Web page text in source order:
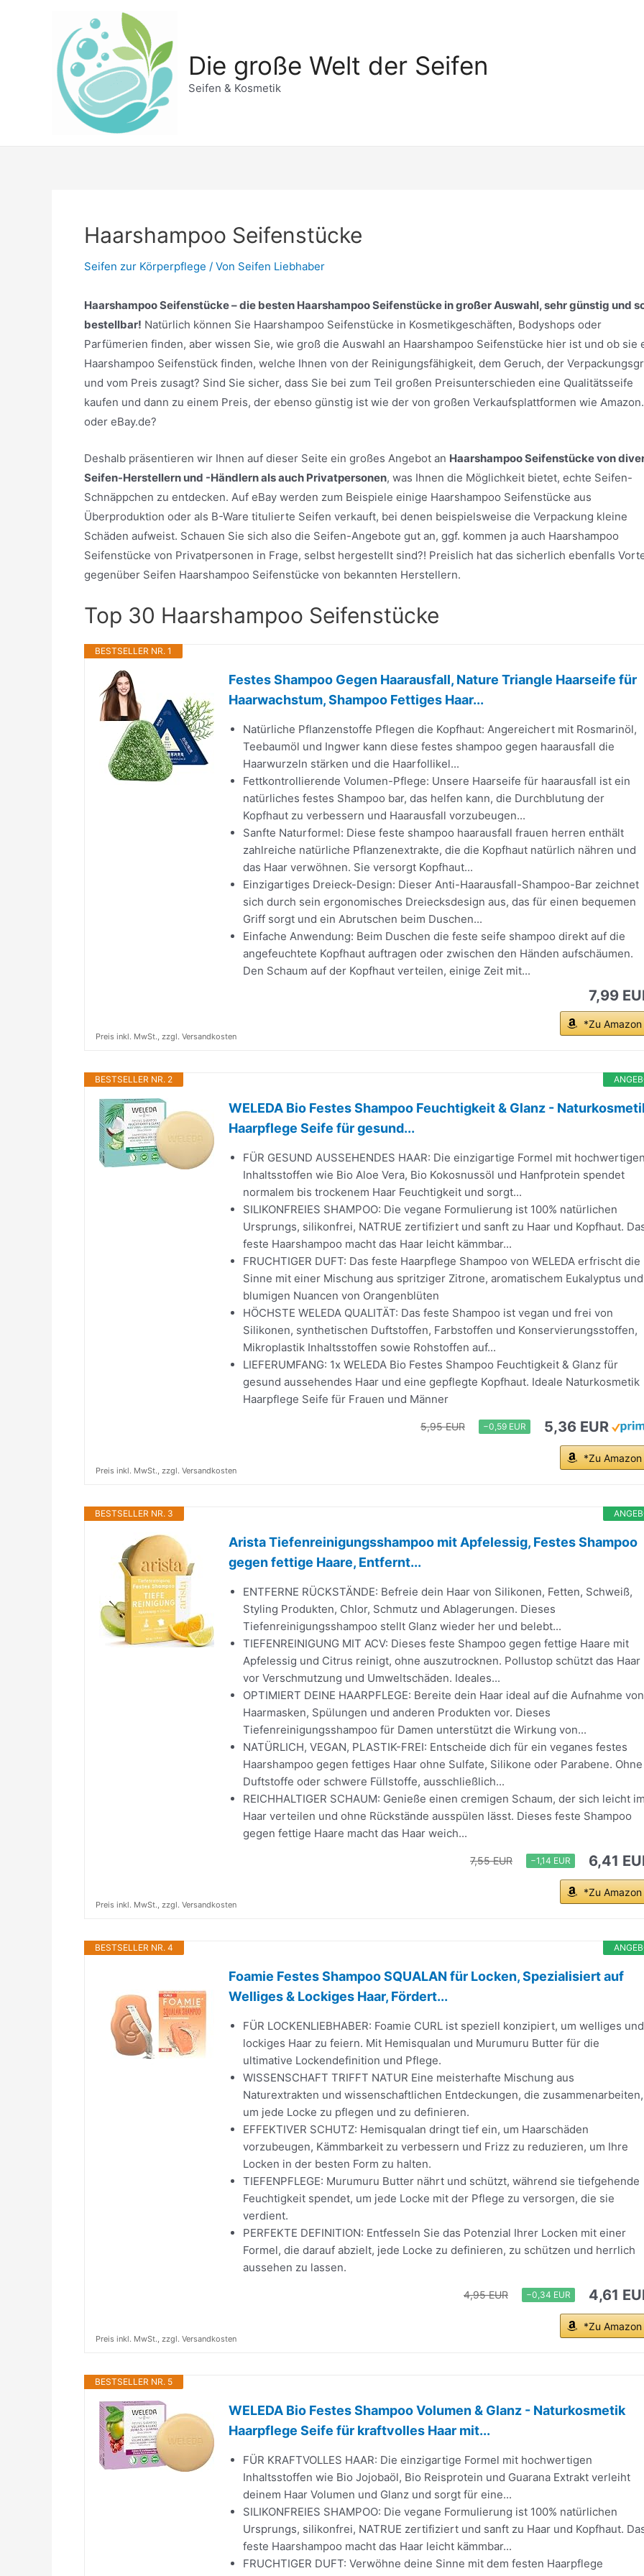
Die große Welt der Seifen
Seifen & Kosmetik
Haarshampoo Seifenstücke
Seifen zur Körperpflege / Von Seifen Liebhaber
Haarshampoo Seifenstücke – die besten Haarshampoo Seifenstücke in großer Auswahl, sehr günstig und
bestellbar! Natürlich können Sie Haarshampoo Seifenstücke in Kosmetikgeschäften, Bodyshops oder
Parfümerien finden, aber wissen Sie, wie groß die Auswahl an Haarshampoo Seifenstücke hier ist und ob sie
Haarshampoo Seifenstück finden, welche Ihnen von der Reinigungsfähigkeit, dem Geruch, der
und vom Preis zusagt? Sind Sie sicher, dass Sie bei zum Teil großen Preisunterschieden eine Qualitätsseife
kaufen und dann zu einem Preis, der ebenso günstig ist wie der von großen Verkaufsplattformen wie
oder eBay.de?
Deshalb präsentieren wir Ihnen auf dieser Seite ein großes Angebot an Haarshampoo Seifenstücke von
Seifen-Herstellern und -Händlern als auch Privatpersonen, was Ihnen die Möglichkeit bietet, echte Seifen-
Schnäppchen zu entdecken. Auf eBay werden zum Beispiele einige Haarshampoo Seifenstücke aus
Überproduktion oder als B-Ware titulierte Seifen verkauft, bei denen beispielsweise die Verpackung kleine
Schäden aufweist. Schauen Sie sich also die Seifen-Angebote gut an, ggf. kommen ja auch Haarshampoo
Seifenstücke von Privatpersonen in Frage, selbst hergestellt sind?! Preislich hat das sicherlich ebenfalls
gegenüber Seifen Haarshampoo Seifenstücke von bekannten Herstellern.
Top 30 Haarshampoo Seifenstücke
BESTSELLER NR. 1
Festes Shampoo Gegen Haarausfall, Nature Triangle Haarseife für
Haarwachstum, Shampoo Fettiges Haar...
Natürliche Pflanzenstoffe Pflegen die Kopfhaut: Angereichert mit Rosmarinöl,
Teebaumöl und Ingwer kann diese festes shampoo gegen haarausfall die
Haarwurzeln stärken und die Haarfollikel...
Fettkontrollierende Volumen-Pflege: Unsere Haarseife für haarausfall ist ein
natürliches festes Shampoo bar, das helfen kann, die Durchblutung der
Kopfhaut zu verbessern und Haarausfall vorzubeugen...
Sanfte Naturformel: Diese feste shampoo haarausfall frauen herren enthält
zahlreiche natürliche Pflanzenextrakte, die die Kopfhaut natürlich nähren und
das Haar verwöhnen. Sie versorgt Kopfhaut...
Einzigartiges Dreieck-Design: Dieser Anti-Haarausfall-Shampoo-Bar zeichnet
sich durch sein ergonomisches Dreiecksdesign aus, das für einen bequemen
Griff sorgt und ein Abrutschen beim Duschen...
Einfache Anwendung: Beim Duschen die feste seife shampoo direkt auf die
angefeuchtete Kopfhaut auftragen oder zwischen den Händen aufschäumen.
Den Schaum auf der Kopfhaut verteilen, einige Zeit mit...
7,99
*Zu Amazon
Preis inkl. MwSt., zzgl. Versandkosten
BESTSELLER NR. 2
WELEDA Bio Festes Shampoo Feuchtigkeit & Glanz -
Haarpflege Seife für gesund...
FÜR GESUND AUSSEHENDES HAAR: Die einzigartige Formel mit
Inhaltsstoffen wie Bio Aloe Vera, Bio Kokosnussöl und Hanfprotein spendet
normalem bis trockenem Haar Feuchtigkeit und sorgt...
SILIKONFREIES SHAMPOO: Die vegane Formulierung ist 100% natürlichen
Ursprungs, silikonfrei, NATRUE zertifiziert und sanft zu Haar und Kopfhaut.
feste Haarshampoo macht das Haar leicht kämmbar...
FRUCHTIGER DUFT: Das feste Haarpflege Shampoo von WELEDA erfrischt die
Sinne mit einer Mischung aus spritziger Zitrone, aromatischem Eukalyptus und
blumigen Nuancen von Orangenblüten
HÖCHSTE WELEDA QUALITÄT: Das feste Shampoo ist vegan und frei von
Silikonen, synthetischen Duftstoffen, Farbstoffen und Konservierungsstoffen,
Mikroplastik Inhaltsstoffen sowie Rohstoffen auf...
LIEFERUMFANG: 1x WELEDA Bio Festes Shampoo Feuchtigkeit & Glanz für
gesund aussehendes Haar und eine gepflegte Kopfhaut. Ideale Naturkosmetik
Haarpflege Seife für Frauen und Männer
5,95 EUR −0,59 EUR 5,36 EUR
*Zu Amazon
Preis inkl. MwSt., zzgl. Versandkosten
BESTSELLER NR. 3
Arista Tiefenreinigungsshampoo mit Apfelessig, Festes Shampoo
gegen fettige Haare, Entfernt...
ENTFERNE RÜCKSTÄNDE: Befreie dein Haar von Silikonen, Fetten, Schweiß,
Styling Produkten, Chlor, Schmutz und Ablagerungen. Dieses
Tiefenreinigungsshampoo stellt Glanz wieder her und belebt...
TIEFENREINIGUNG MIT ACV: Dieses feste Shampoo gegen fettige Haare mit
Apfelessig und Citrus reinigt, ohne auszutrocknen. Pollustop schützt das Haar
vor Verschmutzung und Umweltschäden. Ideales...
OPTIMIERT DEINE HAARPFLEGE: Bereite dein Haar ideal auf die Aufnahme von
Haarmasken, Spülungen und anderen Produkten vor. Dieses
Tiefenreinigungsshampoo für Damen unterstützt die Wirkung von...
NATÜRLICH, VEGAN, PLASTIK-FREI: Entscheide dich für ein veganes festes
Haarshampoo gegen fettiges Haar ohne Sulfate, Silikone oder Parabene. Ohne
Duftstoffe oder schwere Füllstoffe, ausschließlich...
REICHHALTIGER SCHAUM: Genieße einen cremigen Schaum, der sich leicht
Haar verteilen und ohne Rückstände ausspülen lässt. Dieses feste Shampoo
gegen fettige Haare macht das Haar weich...
7,55 EUR −1,14 EUR 6,41
*Zu Amazon
Preis inkl. MwSt., zzgl. Versandkosten
BESTSELLER NR. 4
Foamie Festes Shampoo SQUALAN für Locken, Spezialisiert auf
Welliges & Lockiges Haar, Fördert...
FÜR LOCKENLIEBHABER: Foamie CURL ist speziell konzipiert, um welliges und
lockiges Haar zu feiern. Mit Hemisqualan und Murumuru Butter für die
ultimative Lockendefinition und Pflege.
WISSENSCHAFT TRIFFT NATUR Eine meisterhafte Mischung aus
Naturextrakten und wissenschaftlichen Entdeckungen, die zusammenarbeiten,
um jede Locke zu pflegen und zu definieren.
EFFEKTIVER SCHUTZ: Hemisqualan dringt tief ein, um Haarschäden
vorzubeugen, Kämmbarkeit zu verbessern und Frizz zu reduzieren, um Ihre
Locken in der besten Form zu halten.
TIEFENPFLEGE: Murumuru Butter nährt und schützt, während sie tiefgehende
Feuchtigkeit spendet, um jede Locke mit der Pflege zu versorgen, die sie
verdient.
PERFEKTE DEFINITION: Entfesseln Sie das Potenzial Ihrer Locken mit einer
Formel, die darauf abzielt, jede Locke zu definieren, zu schützen und herrlich
aussehen zu lassen.
4,95 EUR −0,34 EUR 4,61
*Zu Amazon
Preis inkl. MwSt., zzgl. Versandkosten
BESTSELLER NR. 5
WELEDA Bio Festes Shampoo Volumen & Glanz - Naturkosmetik
Haarpflege Seife für kraftvolles Haar mit...
FÜR KRAFTVOLLES HAAR: Die einzigartige Formel mit hochwertigen
Inhaltsstoffen wie Bio Jojobaöl, Bio Reisprotein und Guarana Extrakt verleiht
deinem Haar Volumen und Glanz und sorgt für eine...
SILIKONFREIES SHAMPOO: Die vegane Formulierung ist 100% natürlichen
Ursprungs, silikonfrei, NATRUE zertifiziert und sanft zu Haar und Kopfhaut.
feste Haarshampoo macht das Haar leicht kämmbar...
FRUCHTIGER DUFT: Verwöhne deine Sinne mit dem festen Haarpflege